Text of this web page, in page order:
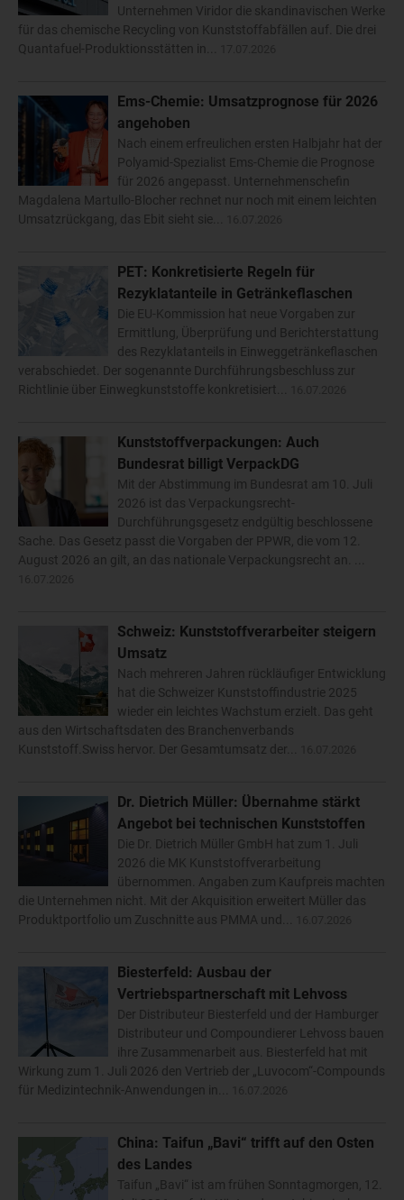
Unternehmen Viridor die skandinavischen Werke
für das chemische Recycling von Kunststoffabfällen auf. Die drei
Quantafuel-Produktionsstätten in...
Ems-Chemie: Umsatzprognose für 2026
angehoben
Nach einem erfreulichen ersten Halbjahr hat der
Polyamid-Spezialist Ems-Chemie die Prognose
für 2026 angepasst. Unternehmenschefin
Magdalena Martullo-Blocher rechnet nur noch mit einem leichten
Umsatzrückgang, das Ebit sieht sie...
PET: Konkretisierte Regeln für
Rezyklatanteile in Getränkeflaschen
Die EU-Kommission hat neue Vorgaben zur
Ermittlung, Überprüfung und Berichterstattung
des Rezyklatanteils in Einweggetränkeflaschen
verabschiedet. Der sogenannte Durchführungsbeschluss zur
Richtlinie über Einwegkunststoffe konkretisiert...
Kunststoffverpackungen: Auch
Bundesrat billigt VerpackDG
Mit der Abstimmung im Bundesrat am 10. Juli
2026 ist das Verpackungsrecht-
Durchführungsgesetz endgültig beschlossene
Sache. Das Gesetz passt die Vorgaben der PPWR, die vom 12.
August 2026 an gilt, an das nationale Verpackungsrecht an. ...
Schweiz: Kunststoffverarbeiter steigern
Umsatz
Nach mehreren Jahren rückläufiger Entwicklung
hat die Schweizer Kunststoffindustrie 2025
wieder ein leichtes Wachstum erzielt. Das geht
aus den Wirtschaftsdaten des Branchenverbands
Kunststoff.Swiss hervor. Der Gesamtumsatz der...
Dr. Dietrich Müller: Übernahme stärkt
Angebot bei technischen Kunststoffen
Die Dr. Dietrich Müller GmbH hat zum 1. Juli
2026 die MK Kunststoffverarbeitung
übernommen. Angaben zum Kaufpreis machten
die Unternehmen nicht. Mit der Akquisition erweitert Müller das
Produktportfolio um Zuschnitte aus PMMA und...
Biesterfeld: Ausbau der
Vertriebspartnerschaft mit Lehvoss
Der Distributeur Biesterfeld und der Hamburger
Distributeur und Compoundierer Lehvoss bauen
ihre Zusammenarbeit aus. Biesterfeld hat mit
Wirkung zum 1. Juli 2026 den Vertrieb der „Luvocom“-Compounds
für Medizintechnik-Anwendungen in...
China: Taifun „Bavi“ trifft auf den Osten
des Landes
Taifun „Bavi“ ist am frühen Sonntagmorgen, 12.